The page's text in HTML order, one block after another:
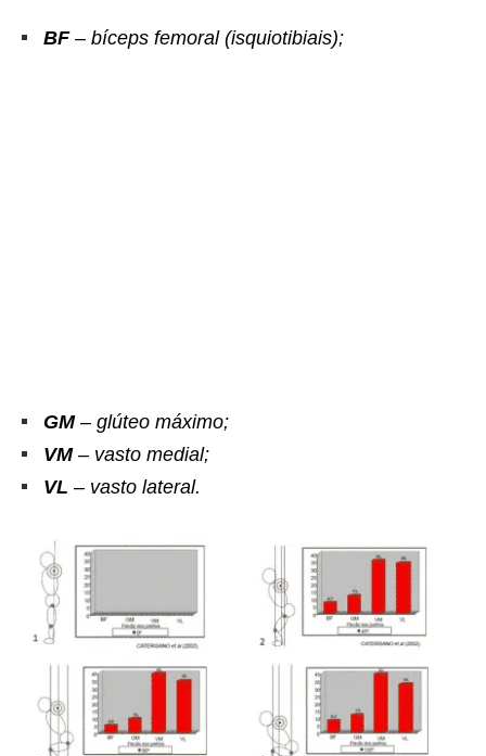
BF – bíceps femoral (isquiotibiais);
GM– glúteo máximo;
VM– vasto medial;
VL – vasto lateral.